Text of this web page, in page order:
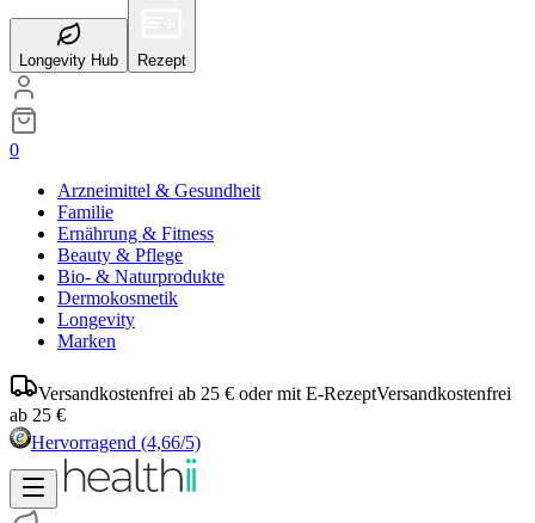
Longevity Hub Rezept
0
Arzneimittel & Gesundheit
Familie
Ernährung & Fitness
Beauty & Pflege
Bio- & Naturprodukte
Dermokosmetik
Longevity
Marken
Versandkostenfrei ab 25 € oder mit E-RezeptVersandkostenfrei
ab 25 €
Hervorragend (4,66/5)